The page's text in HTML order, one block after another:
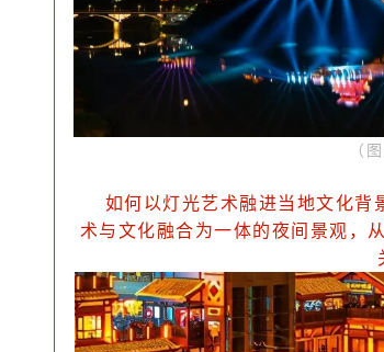
（
如何以灯光艺术融进当地文化背
术与文化融合为一体的夜间景观，